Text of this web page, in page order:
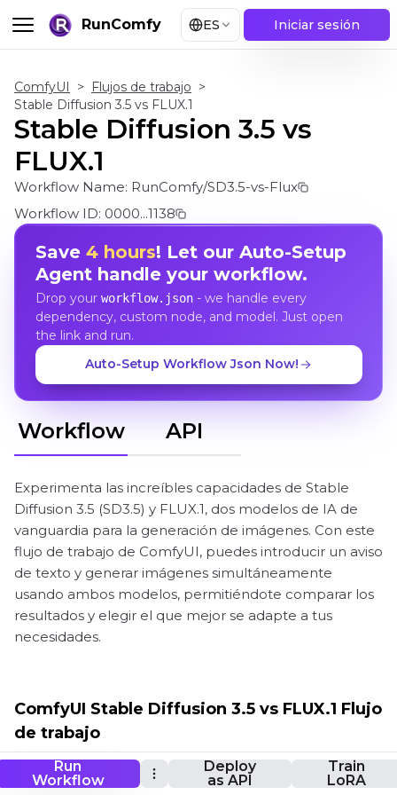
RunComfy ES Iniciar sesión
Run
Workflow
Deploy
as API
Train
LoRA
ComfyUI > Flujos de trabajo >
Stable Diffusion 3.5 vs FLUX.1
Stable Diffusion 3.5 vs
FLUX.1
Workflow Name: RunComfy/SD3.5-vs-Flux
Workflow ID: 0000...1138
Save 4 hours! Let our Auto-Setup
Agent handle your workflow.
Drop your workflow.json- we handle every
dependency, custom node, and model. Just open
the link and run.
Auto-Setup Workflow Json Now!
Workflow API
Experimenta las increíbles capacidades de Stable
Diffusion 3.5 (SD3.5) y FLUX.1, dos modelos de IA de
vanguardia para la generación de imágenes. Con este
flujo de trabajo de ComfyUI, puedes introducir un aviso
de texto y generar imágenes simultáneamente
usando ambos modelos, permitiéndote comparar los
resultados y elegir el que mejor se adapte a tus
necesidades.
ComfyUI Stable Diffusion 3.5 vs FLUX.1 Flujo
de trabajo